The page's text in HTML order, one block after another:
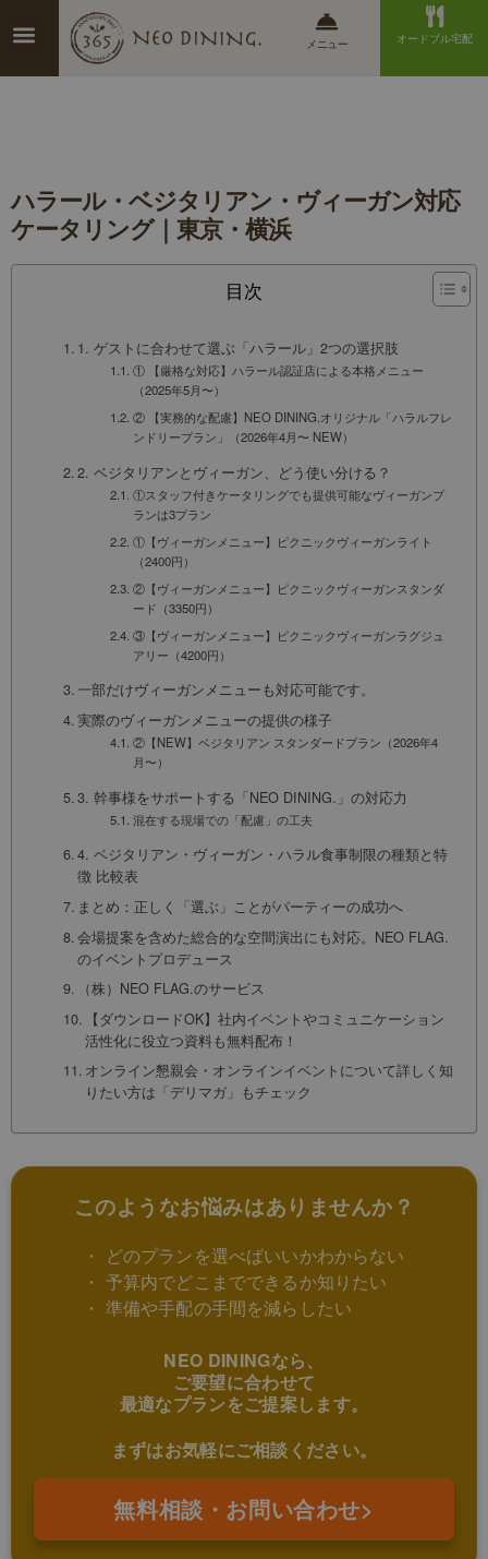
メニュー オードブル宅配
ハラール・ベジタリアン・ヴィーガン対応
ケータリング｜東京・横浜
目次
1. ゲストに合わせて選ぶ「ハラール」2つの選択肢
① 【厳格な対応】ハラール認証店による本格メニュー
（2025年5月〜）
② 【実務的な配慮】NEO DINING.オリジナル「ハラルフレ
ンドリープラン」（2026年4月〜 NEW）
2. ベジタリアンとヴィーガン、どう使い分ける？
①スタッフ付きケータリングでも提供可能なヴィーガンプ
ランは3プラン
①【ヴィーガンメニュー】ピクニックヴィーガンライト
（2400円）
②【ヴィーガンメニュー】ピクニックヴィーガンスタンダ
ード（3350円）
③【ヴィーガンメニュー】ピクニックヴィーガンラグジュ
アリー（4200円）
一部だけヴィーガンメニューも対応可能です。
実際のヴィーガンメニューの提供の様子
②【NEW】ベジタリアン スタンダードプラン（2026年4
月〜）
3. 幹事様をサポートする「NEO DINING.」の対応力
混在する現場での「配慮」の工夫
4. ベジタリアン・ヴィーガン・ハラル食事制限の種類と特
徴 比較表
まとめ：正しく「選ぶ」ことがパーティーの成功へ
会場提案を含めた総合的な空間演出にも対応。NEO FLAG.
のイベントプロデュース
（株）NEO FLAG.のサービス
【ダウンロードOK】社内イベントやコミュニケーション
活性化に役立つ資料も無料配布！
オンライン懇親会・オンラインイベントについて詳しく知
りたい方は「デリマガ」もチェック
このようなお悩みはありませんか？
・ どのプランを選べばいいかわからない
・ 予算内でどこまでできるか知りたい
・ 準備や手配の手間を減らしたい
NEO DININGなら、
ご要望に合わせて
最適なプランをご提案します。
まずはお気軽にご相談ください。
無料相談・お問い合わせ>